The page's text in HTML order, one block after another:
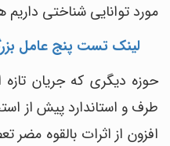
مورد توانایی شناختی
لینک تست پنج عامل
حوزه دیگری که جریان
طرف و استاندارد پیش از
افزون از اثرات بالقوه مضر